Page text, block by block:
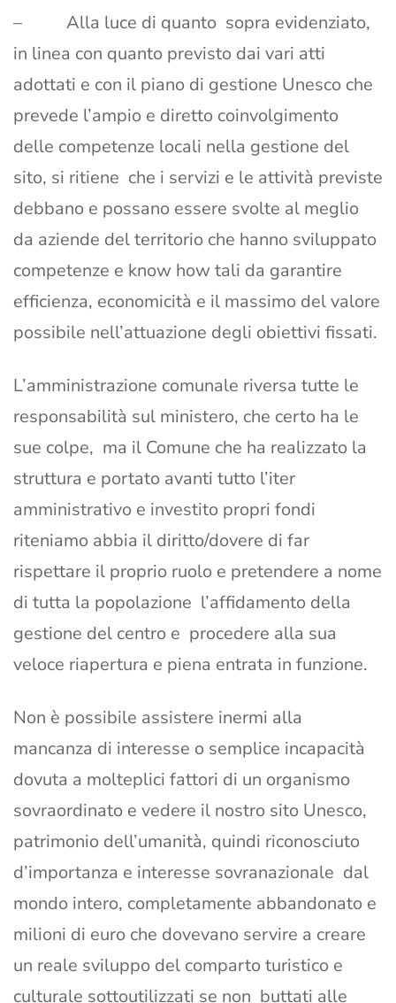
– Alla luce di quanto sopra evidenziato,
in linea con quanto previsto dai vari atti
adottati e con il piano di gestione Unesco che
prevede l’ampio e diretto coinvolgimento
delle competenze locali nella gestione del
sito, si ritiene che i servizi e le attività previste
debbano e possano essere svolte al meglio
da aziende del territorio che hanno sviluppato
competenze e know how tali da garantire
efficienza, economicità e il massimo del valore
possibile nell’attuazione degli obiettivi fissati.
L’amministrazione comunale riversa tutte le
responsabilità sul ministero, che certo ha le
sue colpe, ma il Comune che ha realizzato la
struttura e portato avanti tutto l’iter
amministrativo e investito propri fondi
riteniamo abbia il diritto/dovere di far
rispettare il proprio ruolo e pretendere a nome
di tutta la popolazione l’affidamento della
gestione del centro e procedere alla sua
veloce riapertura e piena entrata in funzione.
Non è possibile assistere inermi alla
mancanza di interesse o semplice incapacità
dovuta a molteplici fattori di un organismo
sovraordinato e vedere il nostro sito Unesco,
patrimonio dell’umanità, quindi riconosciuto
d’importanza e interesse sovranazionale dal
mondo intero, completamente abbandonato e
milioni di euro che dovevano servire a creare
un reale sviluppo del comparto turistico e
culturale sottoutilizzati se non buttati alle